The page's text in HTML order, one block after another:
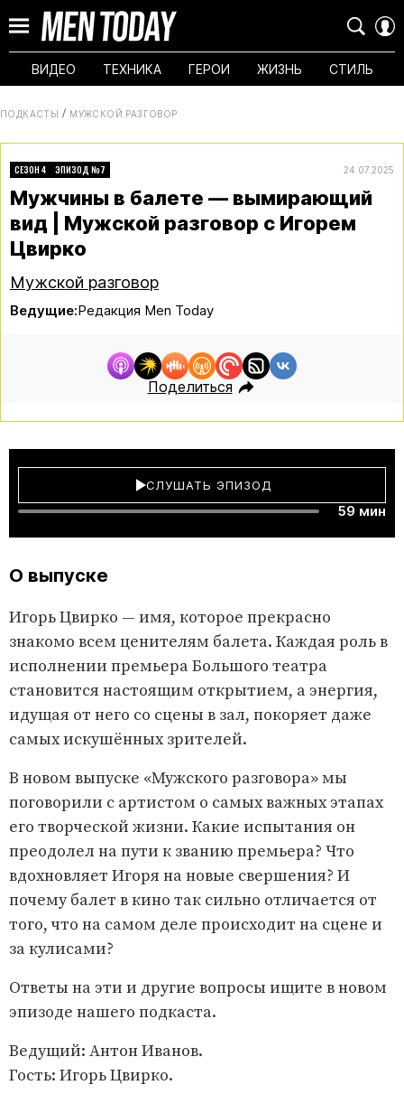
ВИДЕО ТЕХНИКА ГЕРОИ ЖИЗНЬ СТИЛЬ
ПОДКАСТЫ МУЖСКОЙ РАЗГОВОР
СЕЗОН 4 ЭПИЗОД №7 24.07.2025
Мужчины в балете — вымирающий
вид | Мужской разговор с Игорем
Цвирко
Мужской разговор
Ведущие:Редакция Men Today
Поделиться
СЛУШАТЬ ЭПИЗОД
59 мин
О выпуске
Игорь Цвирко — имя, которое прекрасно
знакомо всем ценителям балета. Каждая роль в
исполнении премьера Большого театра
становится настоящим открытием, а энергия,
идущая от него со сцены в зал, покоряет даже
самых искушённых зрителей.
В новом выпуске «Мужского разговора» мы
поговорили с артистом о самых важных этапах
его творческой жизни. Какие испытания он
преодолел на пути к званию премьера? Что
вдохновляет Игоря на новые свершения? И
почему балет в кино так сильно отличается от
того, что на самом деле происходит на сцене и
за кулисами?
Ответы на эти и другие вопросы ищите в новом
эпизоде нашего подкаста.
Ведущий: Антон Иванов.
Гость: Игорь Цвирко.